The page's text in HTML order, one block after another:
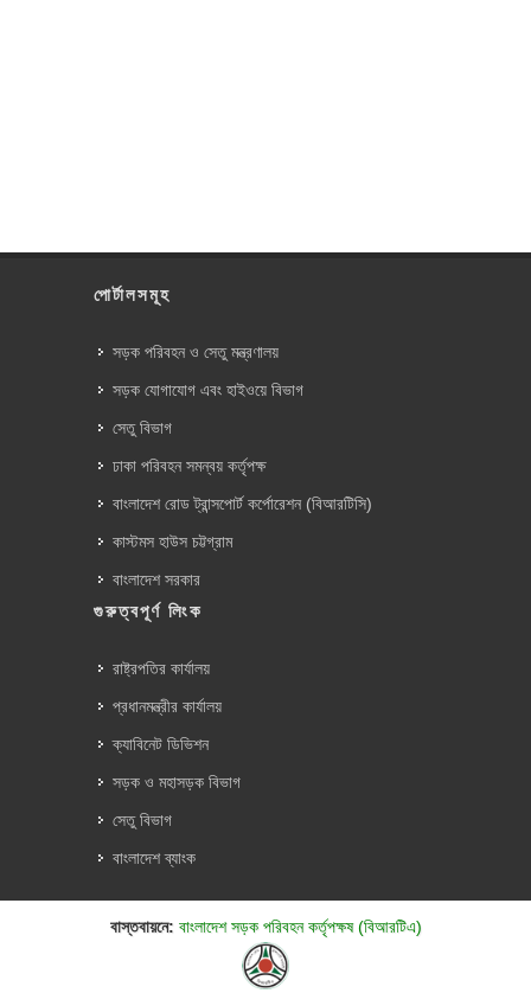
পোর্টালসমূহ
সড়ক পরিবহন ও সেতু মন্ত্রণালয়
সড়ক যোগাযোগ এবং হাইওয়ে বিভাগ
সেতু বিভাগ
ঢাকা পরিবহন সমন্বয় কর্তৃপক্ষ
বাংলাদেশ রোড ট্রান্সপোর্ট কর্পোরেশন (বিআরটিসি)
কাস্টমস হাউস চট্টগ্রাম
বাংলাদেশ সরকার
গুরুত্বপূর্ণ লিংক
রাষ্ট্রপতির কার্যালয়
প্রধানমন্ত্রীর কার্যালয়
ক্যাবিনেট ডিভিশন
সড়ক ও মহাসড়ক বিভাগ
সেতু বিভাগ
বাংলাদেশ ব্যাংক
বাস্তবায়নে: বাংলাদেশ সড়ক পরিবহন কর্তৃপক্ষ (বিআরটিএ)